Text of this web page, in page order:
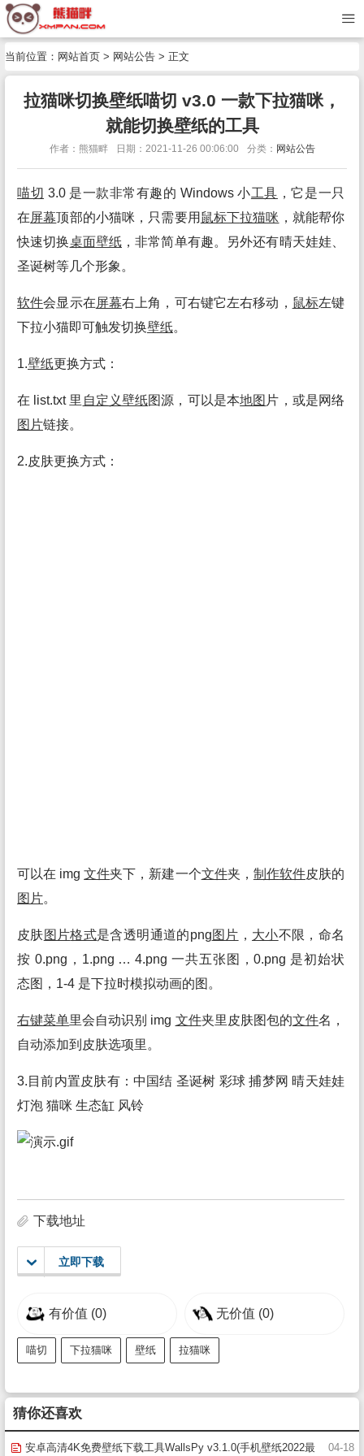
当前位置： 网站首页 > 网站公告 > 正文
拉猫咪切换壁纸喵切 v3.0 一款下拉猫咪，
就能切换壁纸的工具
作者：熊猫畔 日期：2021-11-26 00:06:00 分类： 网站公告
喵切 3.0 是一款非常有趣的 Windows 小工具 ，它是一只
在屏幕顶部的小猫咪，只需要用 鼠标下拉猫咪 ，就能帮你
快速切换桌面壁纸 ，非常简单有趣。另外还有晴天娃娃、
圣诞树等几个形象。
软件会显示在屏幕右上角，可右键它左右移动， 鼠标左键
下拉小猫即可触发切换壁纸。
1.壁纸更换方式：
在 list.txt 里 自定义壁纸图源，可以是本地图 片，或是网络
图片链接。
2.皮肤更换方式：
可以在 img文件夹下，新建一个文件夹， 制作软件皮肤的
图片。
皮肤图片格式是含透明通道的png图片 ， 大小不限，命名
按 0.png，1.png … 4.png 一共五张图，0.png 是初始状
态图，1-4 是下拉时模拟动画的图。
右键菜单里会自动识别 img 文件夹里皮肤图包的文件名，
自动添加到皮肤选项里。
3.目前内置皮肤有：中国结 圣诞树 彩球 捕梦网 晴天娃娃
灯泡 猫咪 生态缸 风铃
下载地址
立即下载
有价值 (0) 无价值 (0)
喵切 下拉猫咪 壁纸 拉猫咪
猜你还喜欢
04-18
安卓高清4K免费壁纸下载工具WallsPy v3.1.0(手机壁纸2022最